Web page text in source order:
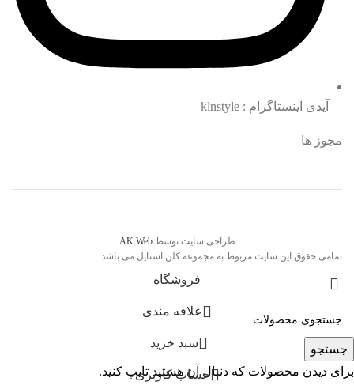
آیدی اینستاگرام : klnstyle
مجوز ها
طراحی سایت توسطAK Web
تمامی حقوق این سایت مربوط به مجموعه کلن استایل می باشد
جستجو
برای دیدن محصولات که دنبال آن هستید تایپ کنید.
فروشگاه
علاقه مندی
0 سبد خرید
حساب کاربری